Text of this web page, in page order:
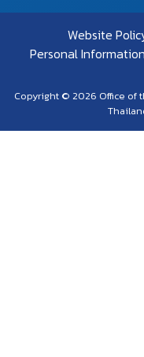
Website
Personal
Copyright © 2026 Office of